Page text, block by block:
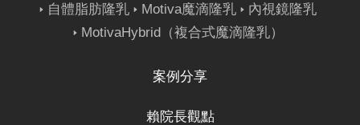
自體脂肪隆乳
Motiva魔滴隆乳
內視鏡隆乳
MotivaHybrid（複合式魔滴隆乳）
案例分享
賴院長觀點